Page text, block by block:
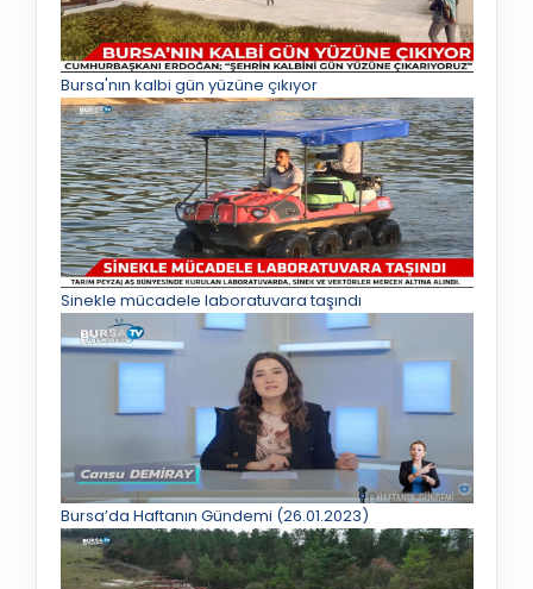
Bursa'nın kalbi gün yüzüne çıkıyor
Sinekle mücadele laboratuvara taşındı
Bursa’da Haftanın Gündemi (26.01.2023)